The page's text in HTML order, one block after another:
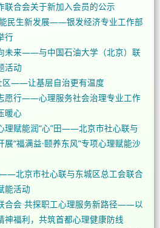
联合会关于新加入会员的公示
民生新发展——银发经济专业工作部
行
未来——与中国石油大学（北京）联
活动
区——让基层自治更有温度
愿行——心理服务社会治理专业工作
暖心
理赋能润“心”田——北京市社心联与
“福满益·颐养东风”专项心理赋能沙
北京市社心联与东城区总工会联合
能活动
合会 共探职工心理服务新路径——以
神福利，共筑首都心理健康防线